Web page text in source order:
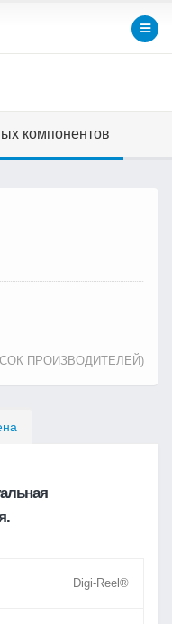
компонентов
ПРОИЗВОДИТЕЛЕЙ)
Digi-Reel®